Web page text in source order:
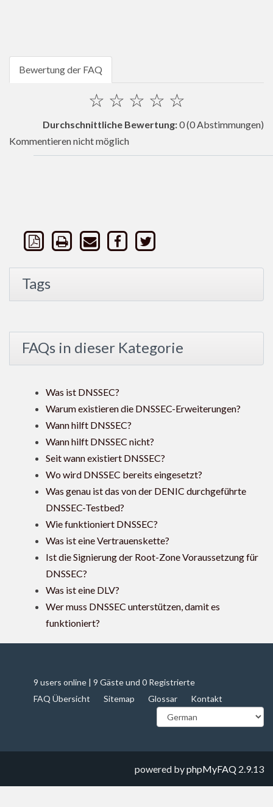
Bewertung der FAQ
☆
☆
☆
☆
☆
Durchschnittliche Bewertung:0(0 Abstimmungen)
Kommentieren nicht möglich
Tags
FAQs in dieser Kategorie
Was ist DNSSEC?
Warum existieren die DNSSEC-Erweiterungen?
Wann hilft DNSSEC?
Wann hilft DNSSEC nicht?
Seit wann existiert DNSSEC?
Wo wird DNSSEC bereits eingesetzt?
Was genau ist das von der DENIC durchgeführte
DNSSEC-Testbed?
Wie funktioniert DNSSEC?
Was ist eine Vertrauenskette?
Ist die Signierung der Root-Zone Voraussetzung für
DNSSEC?
Was ist eine DLV?
Wer muss DNSSEC unterstützen, damit es
funktioniert?
9 users online | 9 Gäste und 0 Registrierte
FAQ Übersicht
Sitemap Glossar Kontakt
powered byphpMyFAQ 2.9.13